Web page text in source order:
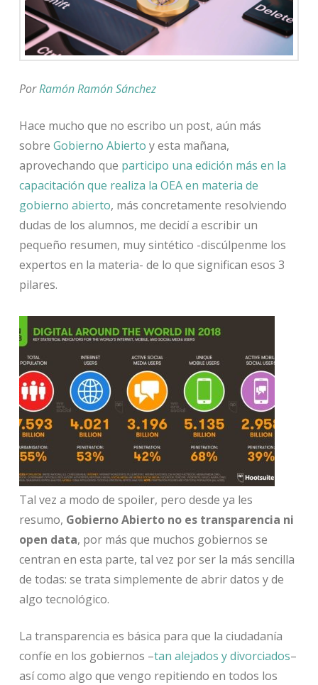
PorRamón Ramón Sánchez
Hace mucho que no escribo un post, aún más
sobre Gobierno Abierto y esta mañana,
aprovechando que participo una edición más en la
capacitación que realiza la OEA en materia de
gobierno abierto, más concretamente resolviendo
dudas de los alumnos, me decidí a escribir un
pequeño resumen, muy sintético -discúlpenme los
expertos en la materia- de lo que significan esos 3
pilares.
Tal vez a modo de spoiler, pero desde ya les
resumo, Gobierno Abierto no es transparencia ni
open data, por más que muchos gobiernos se
centran en esta parte, tal vez por ser la más sencilla
de todas: se trata simplemente de abrir datos y de
algo tecnológico.
La transparencia es básica para que la ciudadanía
confíe en los gobiernos –tan alejados y divorciados–
así como algo que vengo repitiendo en todos los